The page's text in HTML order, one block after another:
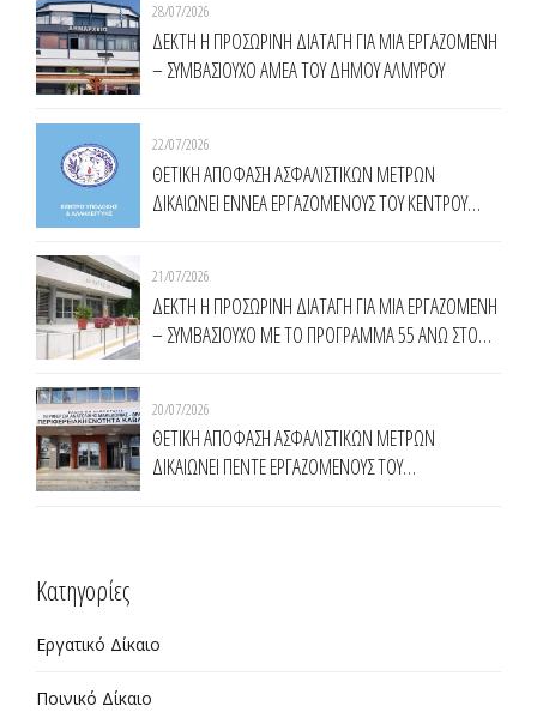
28/07/2026
ΔΕΚΤΗ Η ΠΡΟΣΩΡΙΝΗ ΔΙΑΤΑΓΗ ΓΙΑ ΜΙΑ ΕΡΓΑΖΟΜΕΝΗ
– ΣΥΜΒΑΣΙΟΥΧΟ ΑΜΕΑ ΤΟΥ ΔΗΜΟΥ ΑΛΜΥΡΟΥ
22/07/2026
ΘΕΤΙΚΗ ΑΠΟΦΑΣΗ ΑΣΦΑΛΙΣΤΙΚΩΝ ΜΕΤΡΩΝ
ΔΙΚΑΙΩΝΕΙ ΕΝNΕΑ ΕΡΓΑΖΟΜΕΝΟΥΣ ΤΟΥ ΚΕΝΤΡΟΥ
21/07/2026
ΔΕΚΤΗ Η ΠΡΟΣΩΡΙΝΗ ΔΙΑΤΑΓΗ ΓΙΑ ΜΙΑ ΕΡΓΑΖΟΜΕΝΗ
– ΣΥΜΒΑΣΙΟΥΧΟ ΜΕ ΤΟ ΠΡΟΓΡΑΜΜΑ 55 ΑΝΩ ΣΤΟ
20/07/2026
ΘΕΤΙΚΗ ΑΠΟΦΑΣΗ ΑΣΦΑΛΙΣΤΙΚΩΝ ΜΕΤΡΩΝ
ΔΙΚΑΙΩΝΕΙ ΠΕΝΤΕ ΕΡΓΑΖΟΜΕΝΟΥΣ ΤΟΥ
Kατηγορίες
Εργατικό Δίκαιο
Ποινικό Δίκαιο